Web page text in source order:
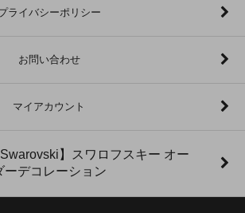
ライバシーポリシー
お問い合わせ
マイアカウント
】スワロフスキー オー
ーデコレーション